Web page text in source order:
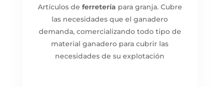
Artículos de ferretería para granja. Cubre
las necesidades que el ganadero
demanda, comercializando todo tipo de
material ganadero para cubrir las
necesidades de su explotación